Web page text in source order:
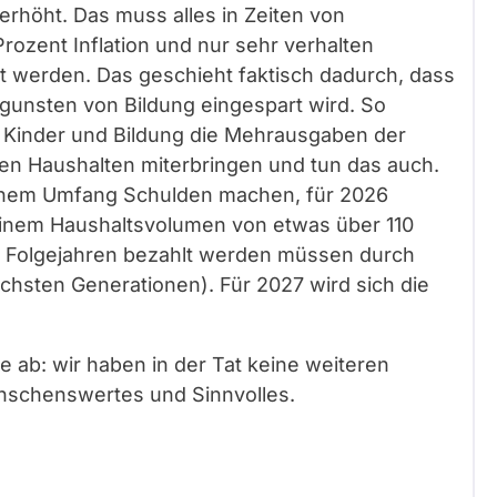
Das muss alles in Zeiten von
Inflation und nur sehr verhalten
Das geschieht faktisch dadurch, dass
von Bildung eingespart wird. So
und Bildung die Mehrausgaben der
Haushalten miterbringen und tun das auch.
Umfang Schulden machen, für 2026
Haushaltsvolumen von etwas über 110
bezahlt werden müssen durch
Generationen). Für 2027 wird sich die
ab: wir haben in der Tat keine weiteren
und Sinnvolles.